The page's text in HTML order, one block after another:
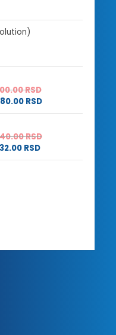
RSDRaspon
cena:
od
do
RSDRaspon
cena:
2,400.00 RSD
2,880.00 RSD
RSDRaspon
od
RSDRaspon
cena: